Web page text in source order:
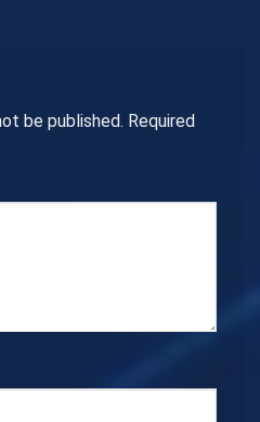
be published. Required